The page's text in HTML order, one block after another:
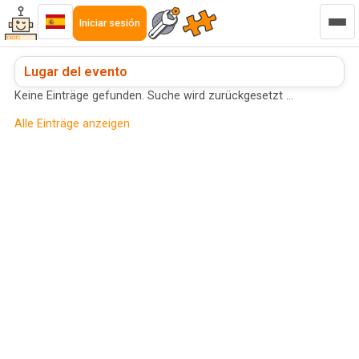
Iniciar sesión
Lugar del evento
Keine Einträge gefunden. Suche wird zurückgesetzt …
Alle Einträge anzeigen